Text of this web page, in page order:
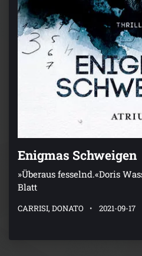
Enigmas Schweigen
»Überaus fesselnd.«Doris
Blatt
CARRISI, DONATO 2021-09-17